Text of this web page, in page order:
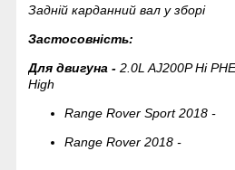
Задній карданний вал у зборі
Застосовність:
Для двигуна - 2.0L AJ200P Hi
High
Range Rover Sport 2018 -
Range Rover 2018 -